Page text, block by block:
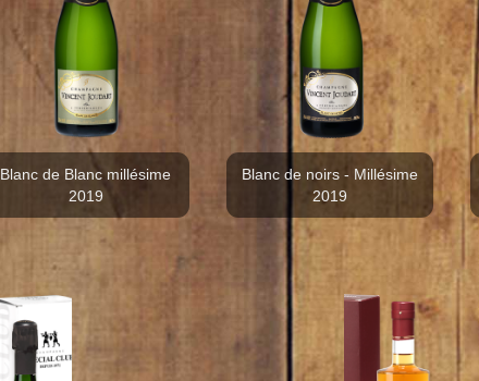
Blanc de Blanc millésime
2019
Blanc de noirs - Millésime
2019